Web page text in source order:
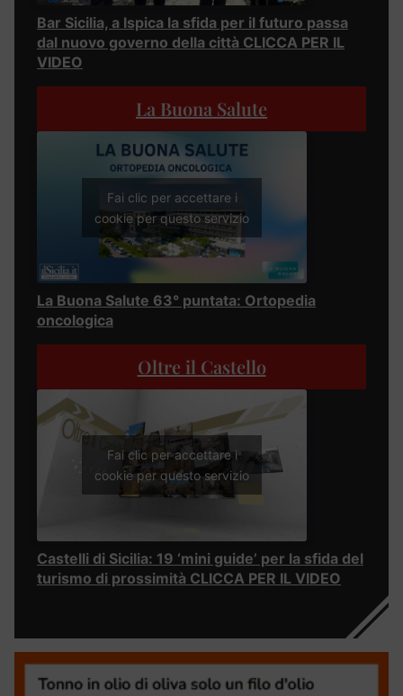
Bar Sicilia, a Ispica la sfida per il futuro passa
dal nuovo governo della città CLICCA PER IL
VIDEO
La Buona Salute
Fai clic per accettare i
cookie per questo servizio
La Buona Salute 63° puntata: Ortopedia
oncologica
Oltre il Castello
Fai clic per accettare i
cookie per questo servizio
Castelli di Sicilia: 19 ‘mini guide’ per la sfida del
turismo di prossimità CLICCA PER IL VIDEO